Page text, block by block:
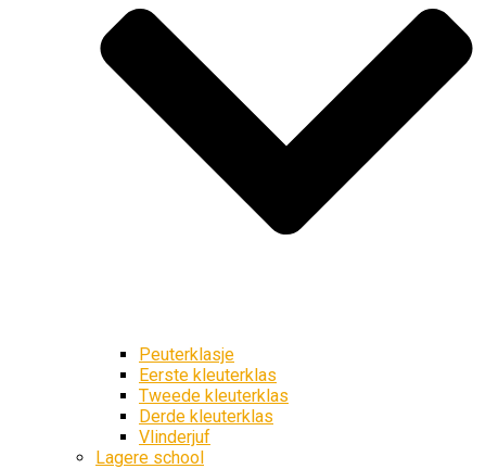
Peuterklasje
Eerste kleuterklas
Tweede kleuterklas
Derde kleuterklas
Vlinderjuf
Lagere school